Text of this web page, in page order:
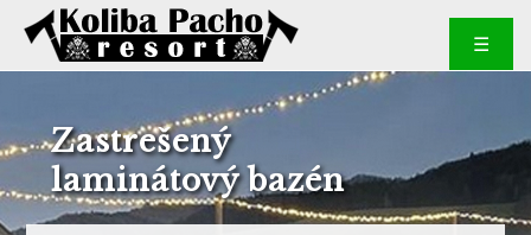
☰
Zastrešený
laminátový bazén